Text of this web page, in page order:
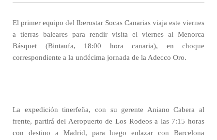
El primer equipo del Iberostar Socas Canarias viaja este viernes
a tierras baleares para rendir visita el viernes al Menorca
Básquet (Bintaufa, 18:00 hora canaria), en choque
correspondiente a la undécima jornada de la Adecco Oro.
La expedición tinerfeña, con su gerente Aniano Cabera al
frente, partirá del Aeropuerto de Los Rodeos a las 7:15 horas
con destino a Madrid, para luego enlazar con Barcelona